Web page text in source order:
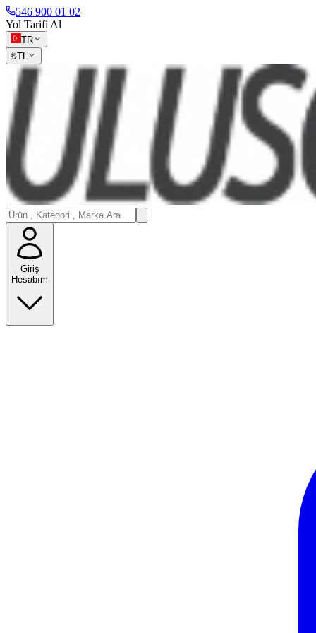
546 900 01 02
Yol Tarifi Al
TR
₺TL
Giriş
Hesabım